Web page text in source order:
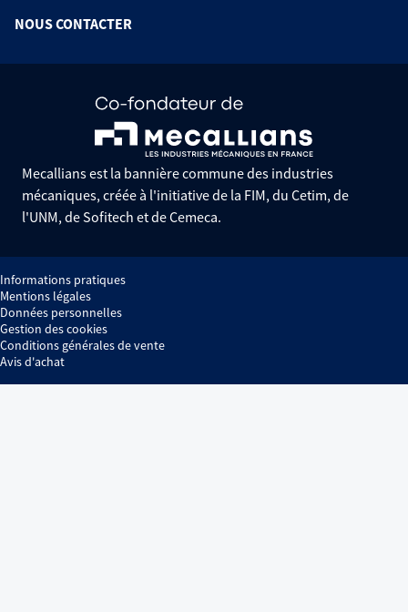
NOUS CONTACTER
Mecallians est la bannière commune des industries
mécaniques, créée à l'initiative de la FIM, du Cetim, de
l'UNM, de Sofitech et de Cemeca.
Informations pratiques
Mentions légales
Données personnelles
Gestion des cookies
Conditions générales de vente
Avis d'achat